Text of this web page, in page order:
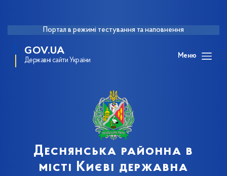
Портал в режимі тестування та наповнення
GOV.UA
Державні сайти України
Меню
Деснянська районна в
місті Києві державна